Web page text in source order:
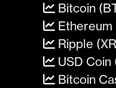
Bitcoin
Ethereum
Ripple
USD Coin
Bitcoin